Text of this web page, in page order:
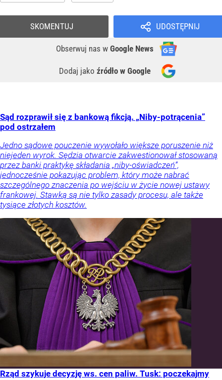
UDOSTĘPNIJ
Obserwuj nas w Google News
Dodaj jako źródło w Google
SKOMENTUJ
Sąd rozprawił się z bankową fikcją. „Niby-potrącenia”
pod ostrzałem
Jedno sądowe pouczenie wywołało większe poruszenie niż
niejeden wyrok. Sędzia otwarcie zakwestionował stosowaną
przez banki praktykę składania „niby-oświadczeń”,
jednocześnie pokazując problem, który może nabrać
szczególnego znaczenia po wejściu w życie nowej ustawy
frankowej. Stawką są nie tylko zasady procesu, ale także
tysiące złotych kosztów.
Rząd szykuje decyzję ws. cen paliw. Tusk: poczekajmy